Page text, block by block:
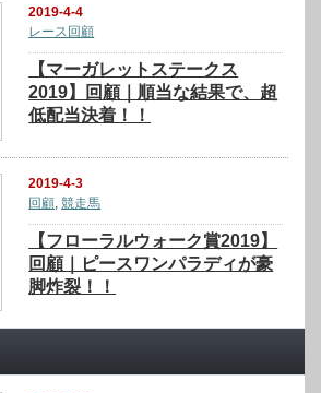
2019-4-4
レース回顧
【マーガレットステークス
2019】回顧｜順当な結果で、超
低配当決着！！
2019-4-3
回顧,競走馬
【フローラルウォーク賞2019】
回顧｜ピースワンパラディが豪
脚炸裂！！